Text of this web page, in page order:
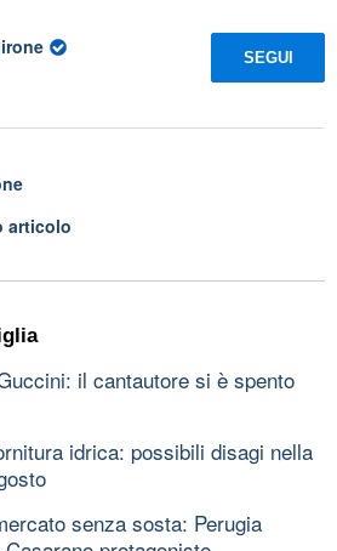
SEGUI
articolo
il cantautore si è spento
idrica: possibili disagi nella
senza sosta: Perugia